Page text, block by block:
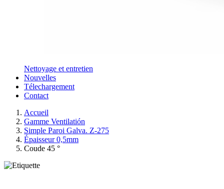
Nettoyage et entretien
Nouvelles
Télechargement
Contact
Accueil
Gamme Ventilatión
Simple Paroi Galva. Z-275
Épaisseur 0,5mm
Coude 45 °